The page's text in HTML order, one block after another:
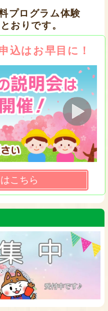
プログラム体験
おりです。
込はお早目に！
こちら